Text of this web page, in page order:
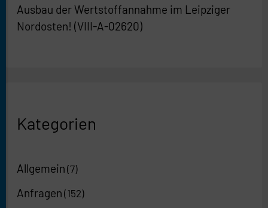
Ausbau der Wertstoffannahme im Leipziger
Nordosten! (VIII-A-02620)
Kategorien
Allgemein (7)
Anfragen (152)